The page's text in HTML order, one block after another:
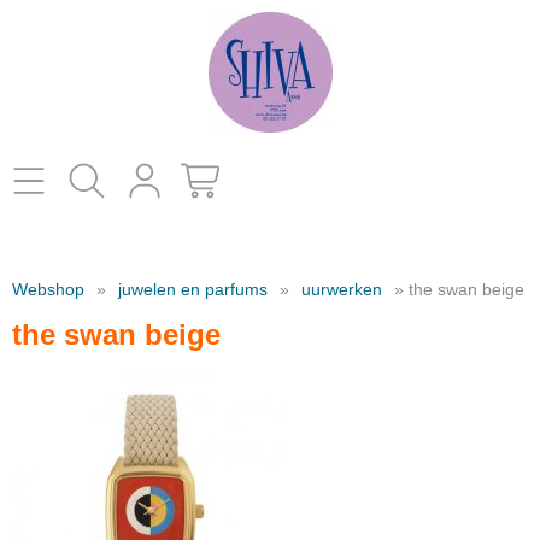
catalogus
juwelen en parfums
schoenen
Webshop » juwelen en parfums » uurwerken » the swan beige
the swan beige